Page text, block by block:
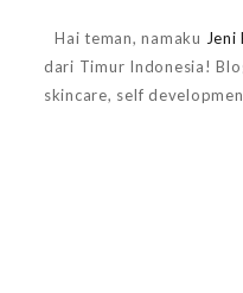
Hai teman, namaku Jeni
dari Timur Indonesia!
skincare, self